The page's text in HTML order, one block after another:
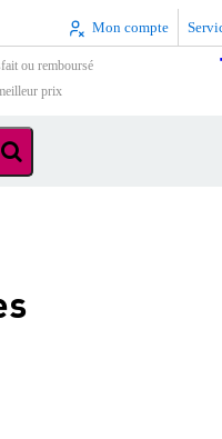
Mon compte
ou remboursé
prix